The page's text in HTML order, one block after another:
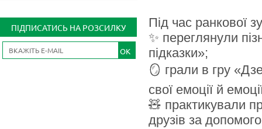
ПІДПИСАТИСЬ НА РОЗСИЛКУ
OK
Під час ранкової
✨ переглянули
підказки»;
🪞 грали в гру
свої емоції й
🧸 практикували
друзів за